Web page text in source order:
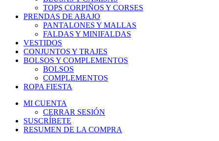
TOPS CORPIÑOS Y CORSES
PRENDAS DE ABAJO
PANTALONES Y MALLAS
FALDAS Y MINIFALDAS
VESTIDOS
CONJUNTOS Y TRAJES
BOLSOS Y COMPLEMENTOS
BOLSOS
COMPLEMENTOS
ROPA FIESTA
MI CUENTA
CERRAR SESIÓN
SUSCRÍBETE
RESUMEN DE LA COMPRA